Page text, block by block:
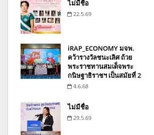
ไม่มีชื่อ
22.5.69
iRAP_ECONOMY มจพ.
คว้ารางวัลชนะเลิศ ถ้วย
พระราชทานสมเด็จพระ
กนิษฐาธิราชฯ เป็นสมัยที่ 2
4.6.68
ไม่มีชื่อ
29.5.69